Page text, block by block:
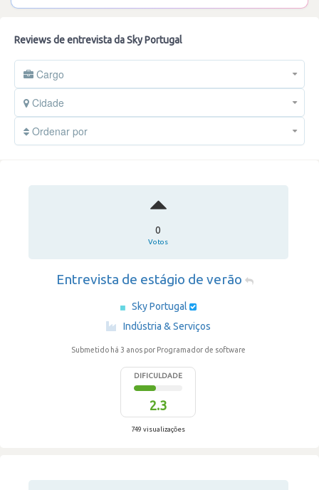
Reviews de entrevista da Sky Portugal
Cargo
Cidade
Ordenar por
0
Votos
Entrevista de estágio de verão
Sky Portugal
Indústria & Serviços
Submetido há 3 anos por Programador de software
DIFICULDADE
2.3
749 visualizações